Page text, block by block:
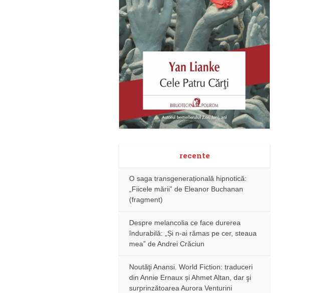
recente
O saga transgenerațională hipnotică:
„Fiicele mării” de Eleanor Buchanan
(fragment)
Despre melancolia ce face durerea
îndurabilă: „Și n-ai rămas pe cer, steaua
mea” de Andrei Crăciun
Noutăţi Anansi. World Fiction: traduceri
din Annie Ernaux și Ahmet Altan, dar şi
surprinzătoarea Aurora Venturini